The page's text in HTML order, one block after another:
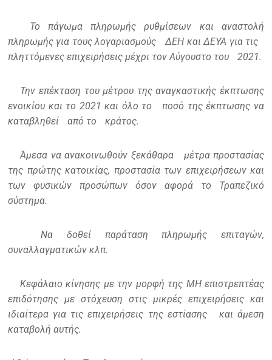
Το πάγωμα πληρωμής ρυθμίσεων και αναστολή
πληρωμής για τους λογαριασμούς
ΔΕΗ και ΔΕΥΑ για τις
πληττόμενες επιχειρήσεις μέχρι τον Αύγουστο του
2021.
Την επέκταση του μέτρου της αναγκαστικής έκπτωσης
ενοικίου και το 2021 και όλο το
ποσό της έκπτωσης να
καταβληθεί
από το κράτος.
Άμεσα να ανακοινωθούν ξεκάθαρα
μέτρα προστασίας
της πρώτης κατοικίας, προστασία των επιχειρήσεων και
των φυσικών προσώπων όσον αφορά το Τραπεζικό
σύστημα.
Να δοθεί παράταση πληρωμής επιταγών,
συναλλαγματικών κλπ.
Κεφάλαιο κίνησης με την μορφή της ΜΗ επιστρεπτέας
επιδότησης με στόχευση στις μικρές επιχειρήσεις και
ιδιαίτερα για τις επιχειρήσεις της εστίασης
και άμεση
καταβολή αυτής.